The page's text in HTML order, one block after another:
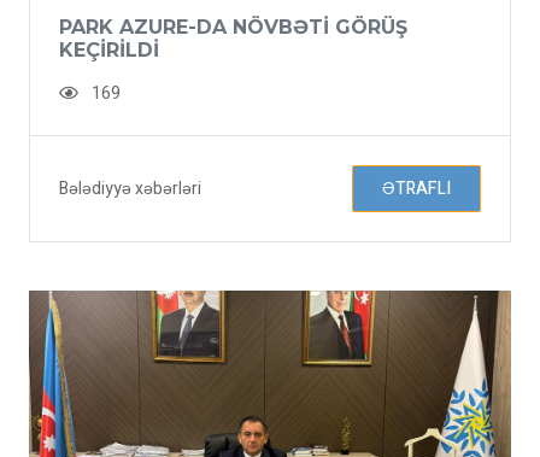
PARK AZURE-DA NÖVBƏTI GÖRÜŞ
KEÇIRILDI
169
Bələdiyyə xəbərləri ƏTRAFLI